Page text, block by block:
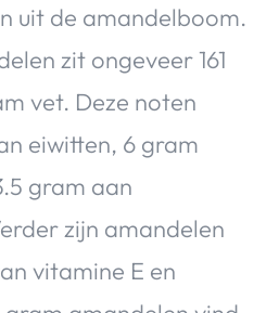
uit de amandelboom.
zit ongeveer 161
vet. Deze noten
eiwitten, 6 gram
gram aan
zijn amandelen
vitamine E en